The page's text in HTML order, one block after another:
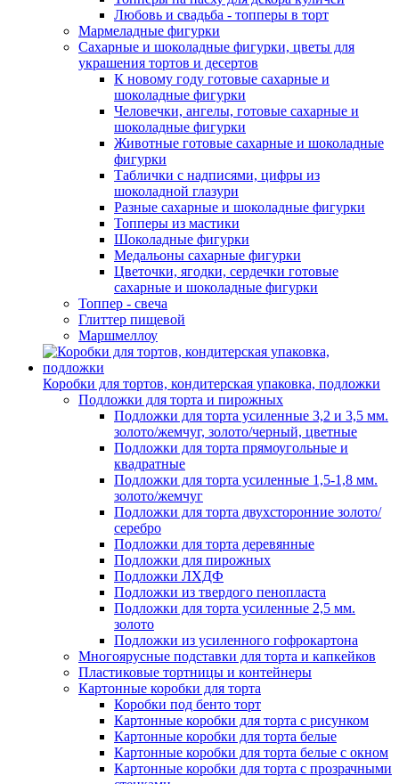
Любовь и свадьба - топперы в торт
Мармеладные фигурки
Сахарные и шоколадные фигурки, цветы для
украшения тортов и десертов
К новому году готовые сахарные и
шоколадные фигурки
Человечки, ангелы, готовые сахарные и
шоколадные фигурки
Животные готовые сахарные и шоколадные
фигурки
Таблички с надписями, цифры из
шоколадной глазури
Разные сахарные и шоколадные фигурки
Топперы из мастики
Шоколадные фигурки
Медальоны сахарные фигурки
Цветочки, ягодки, сердечки готовые
сахарные и шоколадные фигурки
Топпер - свеча
Глиттер пищевой
Маршмеллоу
Коробки для тортов, кондитерская упаковка, подложки
Подложки для торта и пирожных
Подложки для торта усиленные 3,2 и 3,5 мм.
золото/жемчуг, золото/черный, цветные
Подложки для торта прямоугольные и
квадратные
Подложки для торта усиленные 1,5-1,8 мм.
золото/жемчуг
Подложки для торта двухсторонние золото/
серебро
Подложки для торта деревянные
Подложки для пирожных
Подложки ЛХДФ
Подложки из твердого пенопласта
Подложки для торта усиленные 2,5 мм.
золото
Подложки из усиленного гофрокартона
Многоярусные подставки для торта и капкейков
Пластиковые тортницы и контейнеры
Картонные коробки для торта
Коробки под бенто торт
Картонные коробки для торта с рисунком
Картонные коробки для торта белые
Картонные коробки для торта белые с окном
Картонные коробки для торта с прозрачными